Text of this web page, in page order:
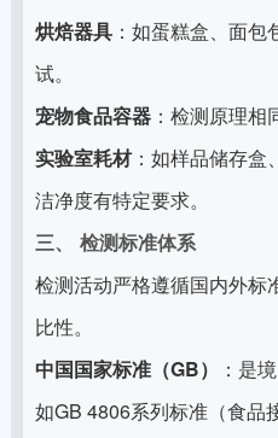
烘焙器具：如蛋糕盒、面包
试。
宠物食品容器：检测原理相
实验室耗材：如样品储存盒
洁净度有特定要求。
三、 检测标准体系
检测活动严格遵循国内外标
比性。
中国国家标准（GB）
：是
如GB 4806系列标准（食品